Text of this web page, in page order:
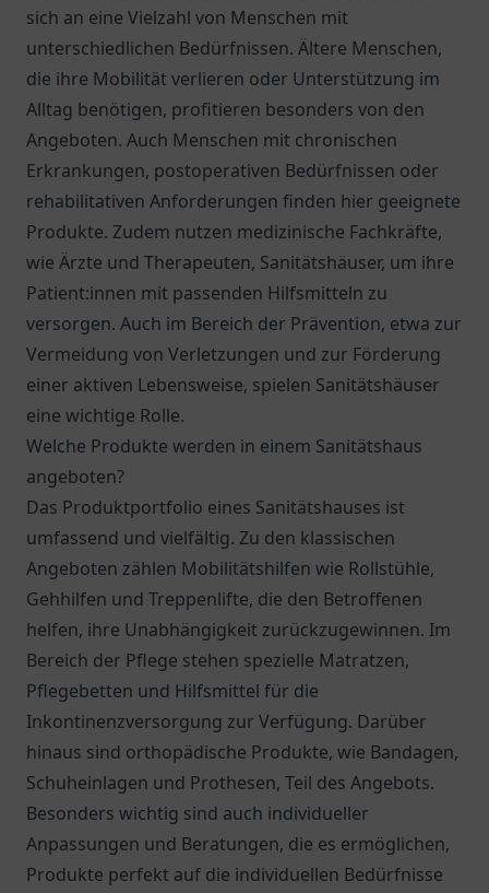
sich an eine Vielzahl von Menschen mit
unterschiedlichen Bedürfnissen. Ältere Menschen,
die ihre Mobilität verlieren oder Unterstützung im
Alltag benötigen, profitieren besonders von den
Angeboten. Auch Menschen mit chronischen
Erkrankungen, postoperativen Bedürfnissen oder
rehabilitativen Anforderungen finden hier geeignete
Produkte. Zudem nutzen medizinische Fachkräfte,
wie Ärzte und Therapeuten, Sanitätshäuser, um ihre
Patient:innen mit passenden Hilfsmitteln zu
versorgen. Auch im Bereich der Prävention, etwa zur
Vermeidung von Verletzungen und zur Förderung
einer aktiven Lebensweise, spielen Sanitätshäuser
eine wichtige Rolle.
Welche Produkte werden in einem Sanitätshaus
angeboten?
Das Produktportfolio eines Sanitätshauses ist
umfassend und vielfältig. Zu den klassischen
Angeboten zählen Mobilitätshilfen wie Rollstühle,
Gehhilfen und Treppenlifte, die den Betroffenen
helfen, ihre Unabhängigkeit zurückzugewinnen. Im
Bereich der Pflege stehen spezielle Matratzen,
Pflegebetten und Hilfsmittel für die
Inkontinenzversorgung zur Verfügung. Darüber
hinaus sind orthopädische Produkte, wie Bandagen,
Schuheinlagen und Prothesen, Teil des Angebots.
Besonders wichtig sind auch individueller
Anpassungen und Beratungen, die es ermöglichen,
Produkte perfekt auf die individuellen Bedürfnisse